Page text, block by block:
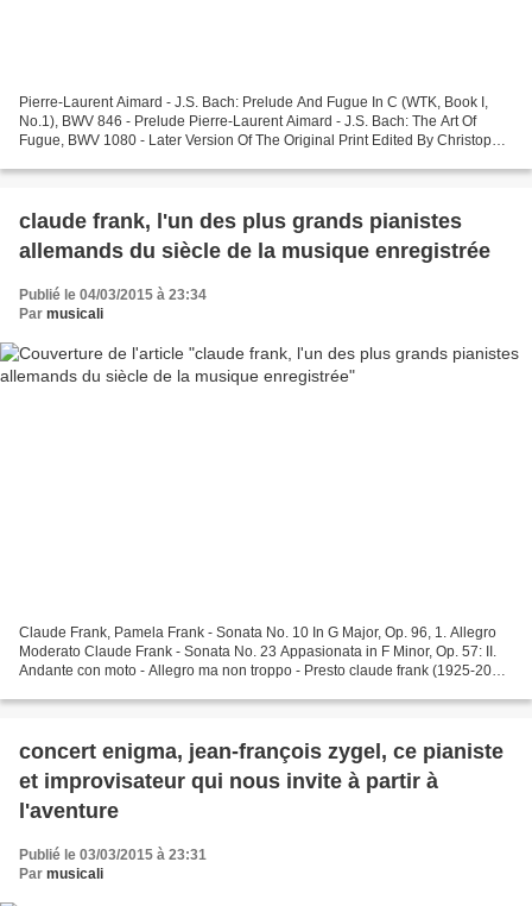
Pierre-Laurent Aimard - J.S. Bach: Prelude And Fugue In C (WTK, Book I,
No.1), BWV 846 - Prelude Pierre-Laurent Aimard - J.S. Bach: The Art Of
Fugue, BWV 1080 - Later Version Of The Original Print Edited By Christoph
claude frank, l'un des plus grands pianistes
allemands du siècle de la musique enregistrée
Publié le 04/03/2015 à 23:34
Par musicali
Claude Frank, Pamela Frank - Sonata No. 10 In G Major, Op. 96, 1. Allegro
Moderato Claude Frank - Sonata No. 23 Appasionata in F Minor, Op. 57: II.
Andante con moto - Allegro ma non troppo - Presto claude frank (1925-2014)
concert enigma, jean-françois zygel, ce pianiste
et improvisateur qui nous invite à partir à
l'aventure
Publié le 03/03/2015 à 23:31
Par musicali